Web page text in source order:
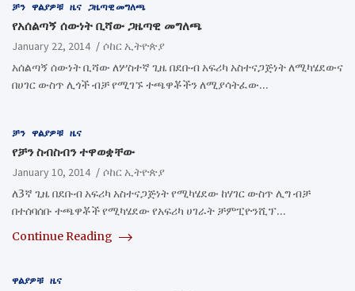
ቻን ዋልያዎቹ ዜና ጋዜጣዊ መግለጫ
የአሰልጣኝ ሰውነት ቢሻው ጋዜጣዊ መግለጫ
January 22, 2014
ሶከር ኢትዮጵያ
አሰልጣኝ ሰውነት ቢሻው ለሦስተኛ ጊዜ በደቡብ አፍሪካ አስተናጋጅነት ለሚካሄደውና
በሀገር ውስጥ ሊጎች ብቻ የሚገኙ ተጫዋቾችን ለሚያሳትፈው…
ቻን ዋልያዎቹ ዜና
የቻን ስብስብን ተዋወቋቸው
January 10, 2014
ሶከር ኢትዮጵያ
ለ3ኛ ጊዜ በደቡብ አፍሪካ አስተናጋጅነት የሚካሄደው ከሃገር ውስጥ ሊግ ብቻ
በተሰባሰቡ ተጫዋቾች የሚካሄደው የአፍሪካ ሀገራት ቻምፒዮንሺፕ…
Continue Reading
ዋልያዎቹ ዜና